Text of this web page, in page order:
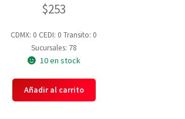
$253
CDMX: 0 CEDI: 0Transito: 0
Sucursales: 78
10 en stock
Añadir al carrito